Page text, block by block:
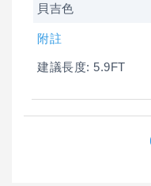
貝吉色
附註
建議長度: 5.9FT